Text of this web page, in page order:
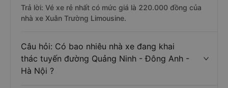
Trả lời: Vé xe rẻ nhất có mức giá là 220.000 đồng của
nhà xe Xuân Trường Limousine.
Câu hỏi: Có bao nhiêu nhà xe đang khai
thác tuyến đường Quảng Ninh - Đông Anh -
Hà Nội ?